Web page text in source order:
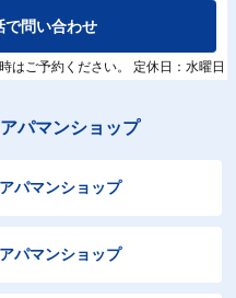
で問い合わせ
ご予約ください。 定休日：水曜日
パマンショップ
パマンショップ
パマンショップ